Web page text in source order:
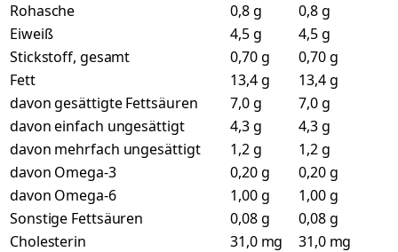
Rohasche
0,8 g
0,8 g
Eiweiß
4,5 g
4,5 g
Stickstoff, gesamt
0,70 g
0,70 g
Fett
13,4 g
13,4 g
davon gesättigte Fettsäuren
7,0 g
7,0 g
davon einfach ungesättigt
4,3 g
4,3 g
davon mehrfach ungesättigt
1,2 g
1,2 g
davon Omega-3
0,20 g
0,20 g
davon Omega-6
1,00 g
1,00 g
Sonstige Fettsäuren
0,08 g
0,08 g
Cholesterin
31,0 mg 31,0 mg